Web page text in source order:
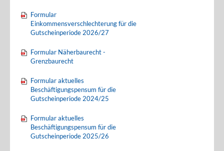
Formular
Einkommensverschlechterung für die
Gutscheinperiode 2026/27
Formular Näherbaurecht -
Grenzbaurecht
Formular aktuelles
Beschäftigungspensum für die
Gutscheinperiode 2024/25
Formular aktuelles
Beschäftigungspensum für die
Gutscheinperiode 2025/26